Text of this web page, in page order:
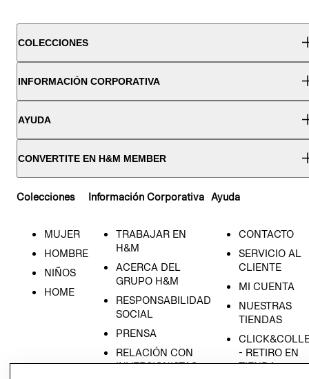
COLECCIONES
INFORMACIÓN CORPORATIVA
AYUDA
CONVERTITE EN H&M MEMBER
Colecciones
MUJER
HOMBRE
NIÑOS
HOME
Información Corporativa
TRABAJAR EN
H&M
ACERCA DEL
GRUPO H&M
RESPONSABILIDAD
SOCIAL
PRENSA
RELACIÓN CON
INVERSIONISTAS
Ayuda
CONTACTO
SERVICIO AL
CLIENTE
MI CUENTA
NUESTRAS
TIENDAS
- RETIRO EN
TIENDA